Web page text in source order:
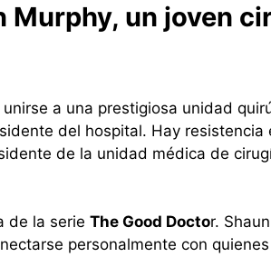
Murphy, un joven
unirse a una prestigiosa unidad
del hospital. Hay
de la unidad médica de
de la serie The Good Doctor.
personalmente con